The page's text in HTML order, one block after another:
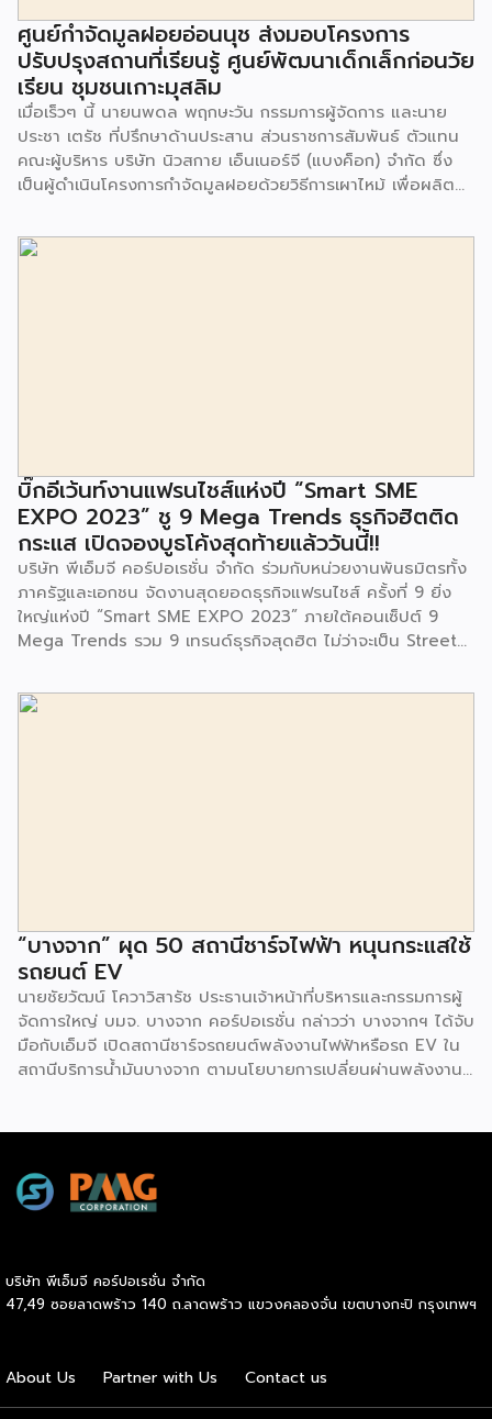
ศูนย์กำจัดมูลฝอยอ่อนนุช ส่งมอบโครงการ
ปรับปรุงสถานที่เรียนรู้ ศูนย์พัฒนาเด็กเล็กก่อนวัย
เรียน ชุมชนเกาะมุสลิม
เมื่อเร็วๆ นี้ นายนพดล พฤกษะวัน กรรมการผู้จัดการ และนาย
ประชา เตรัช ที่ปรึกษาด้านประสาน ส่วนราชการสัมพันธ์ ตัวแทน
คณะผู้บริหาร บริษัท นิวสกาย เอ็นเนอร์จี (แบงค็อก) จํากัด ซึ่ง
เป็นผู้ดำเนินโครงการกำจัดมูลฝอยด้วยวิธีการเผาไหม้ เพื่อผลิต
มูลฝอยอ่อนนุช เป็นประธานในพิธีส่งมอบโครงการปรับปรุงสถาน
ที่เรียนรู้ ศูนย์พัฒนาเด็กเล็ก ก่อนวัยเรียน ชุมชนเกาะมุสลิม แขวง
จนประชาชนในชุมชนและพื้นที่ใกล้เคียง รวมถึงคณะครู ผู้ปกครอง
และนักเรียนจากศูนย์พัฒนาเด็กเล็กก่อนวัยเรียน ชุมชนเกาะมุสลิม
ร่วมเป็นเกียรติในพิธีดังกล่าว โครงการกำจัดมูลฝอยด้วยวิธีการ
เผาไหม้ฯ ยังมีกิจกรรมเพื่อสังคมหรือ CSR อื่นๆ อีกมากมาย กับ
ชุมชนรอบๆ พื้นที่โครงการอย่างต่อเนื่อง อาทิ การลงพื้นที่
ประชาสัมพันธ์ […]
บิ๊กอีเว้นท์งานแฟรนไชส์แห่งปี “Smart SME
EXPO 2023” ชู 9 Mega Trends ธุรกิจฮิตติด
กระแส เปิดจองบูธโค้งสุดท้ายแล้ววันนี้!!
บริษัท พีเอ็มจี คอร์ปอเรชั่น จำกัด ร่วมกับหน่วยงานพันธมิตรทั้ง
ภาครัฐและเอกชน จัดงานสุดยอดธุรกิจแฟรนไชส์ ครั้งที่ 9 ยิ่ง
ใหญ่แห่งปี “Smart SME EXPO 2023” ภายใต้คอนเซ็ปต์ 9
Mega Trends รวม 9 เทรนด์ธุรกิจสุดฮิต ไม่ว่าจะเป็น Street
Trends, Coffee & Beverage Trends, Education Trends,
Health & Wellness Trends, E-Commerce Trends,
“บางจาก” ผุด 50 สถานีชาร์จไฟฟ้า หนุนกระแสใช้
รถยนต์ EV
นายชัยวัฒน์ โควาวิสารัช ประธานเจ้าหน้าที่บริหารและกรรมการผู้
จัดการใหญ่ บมจ. บางจาก คอร์ปอเรชั่น กล่าวว่า บางจากฯ ได้จับ
มือกับเอ็มจี เปิดสถานีชาร์จรถยนต์พลังงานไฟฟ้าหรือรถ EV ใน
สถานีบริการน้ำมันบางจาก ตามนโยบายการเปลี่ยนผ่านพลังงาน
สถานีบริการน้ำมันบางจากมีสถานีชาร์จรถ EV ทั้งในกรุงเทพฯ
และต่างจังหวัด ครอบคลุมทั่วประเทศ .โดยความร่วมมือครั้งนี้
สถานีชาร์จรถยนต์ไฟฟ้า “MG Super Charge” ในสถานีบริการ
น้ำมันบางจาก ครอบคลุมทั้งในเขตกรุงเทพฯ นนทบุรีและ
เดือนตุลาคมเป็นต้นไป .ด้านนายจาง ไห่โป กรรมการผู้จัดการ
บริษัท เอสเอไอซี มอเตอร์ – ซีพี จำกัด และ บริษัท […]
บริษัท พีเอ็มจี คอร์ปอเรชั่น จำกัด
47,49 ซอยลาดพร้าว 140 ถ.ลาดพร้าว แขวงคลองจั่น เขตบางกะปิ กรุงเทพฯ
About Us Partner with Us Contact us